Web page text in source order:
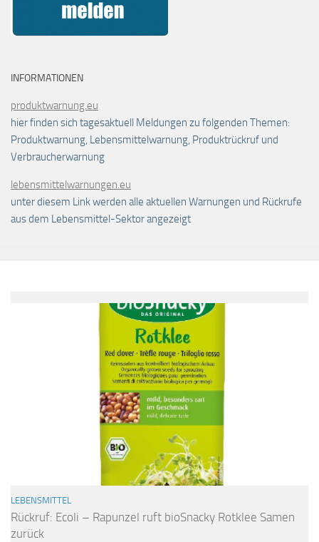
INFORMATIONEN
produktwarnung.eu
hier finden sich tagesaktuell Meldungen zu folgenden Themen:
Produktwarnung, Lebensmittelwarnung, Produktrückruf und
Verbraucherwarnung
lebensmittelwarnungen.eu
unter diesem Link werden alle aktuellen Warnungen und Rückrufe
aus dem Lebensmittel-Sektor angezeigt
LEBENSMITTEL
Rückruf: Ecoli – Rapunzel ruft bioSnacky Rotklee Samen
zurück